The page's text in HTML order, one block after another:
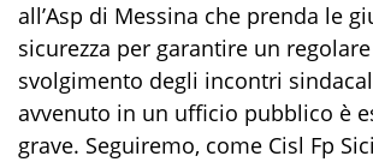
all’Asp di Messina che prenda le
sicurezza per garantire un
svolgimento degli incontri
avvenuto in un ufficio pubblico è
grave. Seguiremo, come Cisl Fp